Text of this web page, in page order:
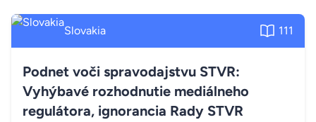
Slovakia 111
Podnet voči spravodajstvu STVR:
Vyhýbavé rozhodnutie mediálneho
regulátora, ignorancia Rady STVR